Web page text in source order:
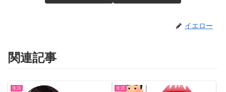
イエロー
関連記事
生活 生活